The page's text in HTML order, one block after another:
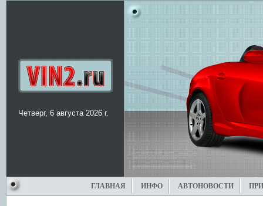
Четверг, 6 августа 2026 г.
ГЛАВНАЯ ИНФО АВТОНОВОСТИ